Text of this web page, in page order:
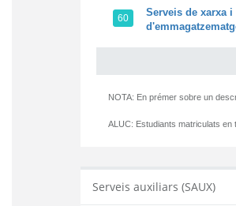
60
Serveis de xarxa
NOTA: En prémer sobre un
ALUC: Estudiants matriculats
Serveis auxiliars (SAUX)